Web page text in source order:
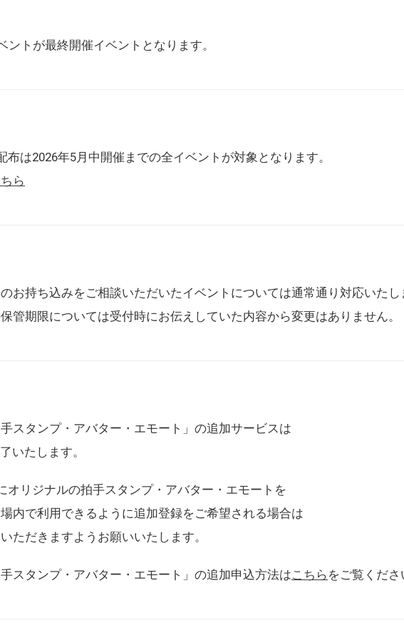
ントが最終開催イベントとなります。
布は2026年5月中開催までの全イベントが対象となります。
ら
お持ち込みをご相談いただいたイベントについては通常通り対応いたし
管期限については受付時にお伝えしていた内容から変更はありません。
スタンプ・アバター・エモート」の追加サービスは
いたします。
オリジナルの拍手スタンプ・アバター・エモートを
内で利用できるように追加登録をご希望される場合は
ただきますようお願いいたします。
スタンプ・アバター・エモート」の追加申込方法はこちら をご覧くださ